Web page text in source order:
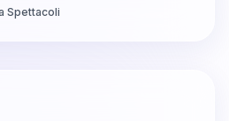
Spettacoli